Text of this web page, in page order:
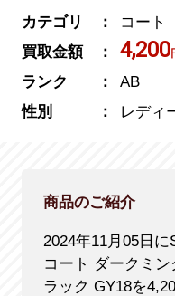
カテゴリ
コート
買取金額
4,200
ランク
AB
性別
レディ
商品のご紹介
2024年11月05日
コート ダークミ
ラック GY18を